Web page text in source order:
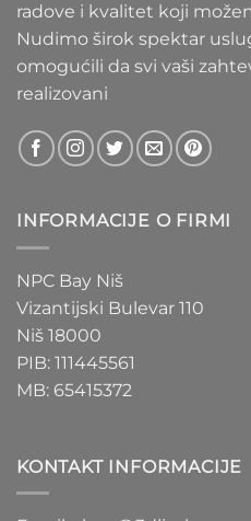
radove i kvalitet koji
Nudimo širok spektar
omogućili da svi vaši
realizovani
INFORMACIJE O FIRMI
NPC Bay Niš
Vizantijski Bulevar 110
Niš 18000
PIB: 111445561
MB: 65415372
KONTAKT INFORMACIJE